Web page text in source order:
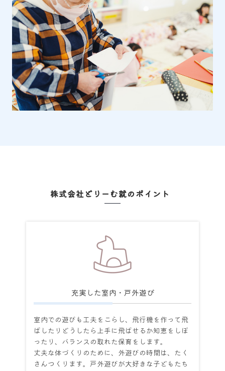
株式会社どりーむ就のポイント
充実した室内・戸外遊び
室内での遊びも工夫をこらし、飛行機を作って飛
ばしたりどうしたら上手に飛ばせるか知恵をしぼ
ったり、バランスの取れた保育をします。
丈夫な体づくりのために、外遊びの時間は、たく
さんつくります。戸外遊びが大好きな子どもたち